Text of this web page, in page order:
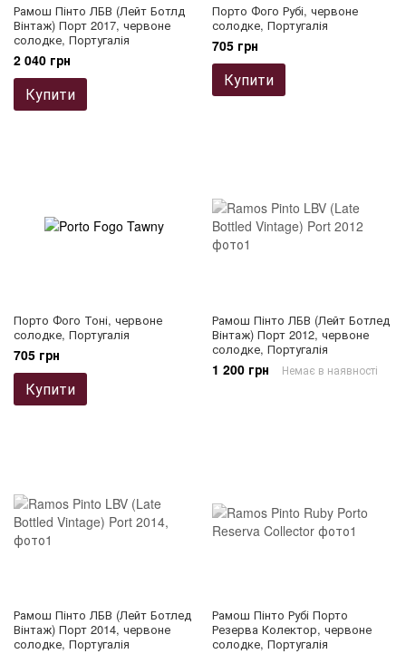
Рамош Пінто ЛБВ (Лейт Ботлд
Вінтаж) Порт 2017, червоне
солодке, Португалія
2 040 грн
Купити
Порто Фого Рубі, червоне
солодке, Португалія
705 грн
Купити
Порто Фого Тоні, червоне
солодке, Португалія
705 грн
Купити
Рамош Пінто ЛБВ (Лейт Ботлед
Вінтаж) Порт 2012, червоне
солодке, Португалія
1 200 грн Немає в наявності
Рамош Пінто ЛБВ (Лейт Ботлед
Вінтаж) Порт 2014, червоне
солодке, Португалія
Рамош Пінто Рубі Порто
Резерва Колектор, червоне
солодке, Португалія